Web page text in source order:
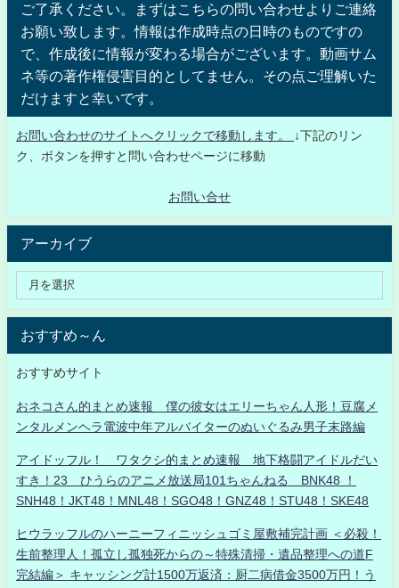
ご了承ください。まずはこちらの問い合わせよりご連絡
お願い致します。情報は作成時点の日時のものですの
で、作成後に情報が変わる場合がございます。動画サム
ネ等の著作権侵害目的としてません。その点ご理解いた
だけますと幸いです。
お問い合わせのサイトへクリックで移動します。
↓下記のリン
ク、ボタンを押すと問い合わせページに移動
お問い合せ
アーカイブ
おすすめ～ん
おすすめサイト
おネコさん的まとめ速報 僕の彼女はエリーちゃん人形！豆腐メ
ンタルメンヘラ電波中年アルバイターのぬいぐるみ男子末路編
アイドッフル！ ワタクシ的まとめ速報 地下格闘アイドルだい
すき！23 ひうらのアニメ放送局101ちゃんねる BNK48 ！
SNH48！JKT48！MNL48！SGO48！GNZ48！STU48！SKE48
ヒウラッフルのハーニーフィニッシュゴミ屋敷補完計画 ＜必殺！
生前整理人！孤立し孤独死からの～特殊清掃・遺品整理への道F
完結編＞ キャッシング計1500万返済：厨二病借金3500万円！う